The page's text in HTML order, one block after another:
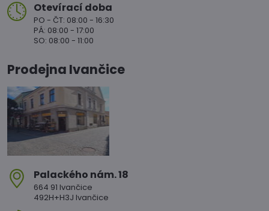
Otevírací doba
PO - ČT: 08:00 - 16:30
PÁ: 08:00 - 17:00
SO: 08:00 - 11:00
Prodejna Ivančice
Palackého nám​. 18
664 91 Ivančice
492H+H3J Ivančice